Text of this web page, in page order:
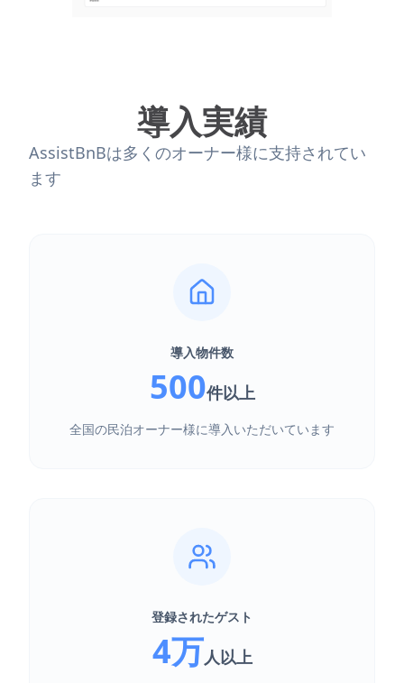
導入実績
AssistBnBは多くのオーナー様に支持されてい
ます
導入物件数
500件以上
全国の民泊オーナー様に導入いただいています
登録されたゲスト
4万人以上